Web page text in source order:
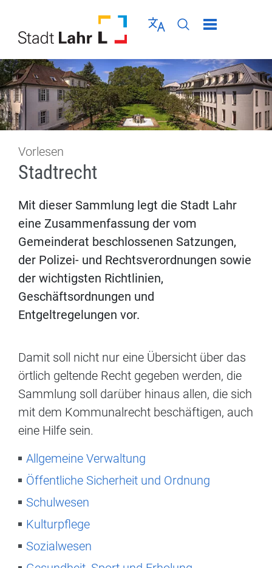
Sprache wählen
Seiten-Suche
Menü schließen
Vorlesen
Stadtrecht
Mit dieser Sammlung legt die Stadt Lahr
eine Zusammenfassung der vom
Gemeinderat beschlossenen Satzungen,
der Polizei- und Rechtsverordnungen sowie
der wichtigsten Richtlinien,
Geschäftsordnungen und
Entgeltregelungen vor.
Damit soll nicht nur eine Übersicht über das
örtlich geltende Recht gegeben werden, die
Sammlung soll darüber hinaus allen, die sich
mit dem Kommunalrecht beschäftigen, auch
eine Hilfe sein.
Allgemeine Verwaltung
Öffentliche Sicherheit und Ordnung
Schulwesen
Kulturpflege
Sozialwesen